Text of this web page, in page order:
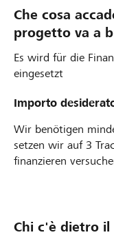
Che cosa
progetto va a
Es wird für die
eingesetzt
Importo
Wir benötigen
setzen wir auf 3
finanzieren
Chi c'è dietro